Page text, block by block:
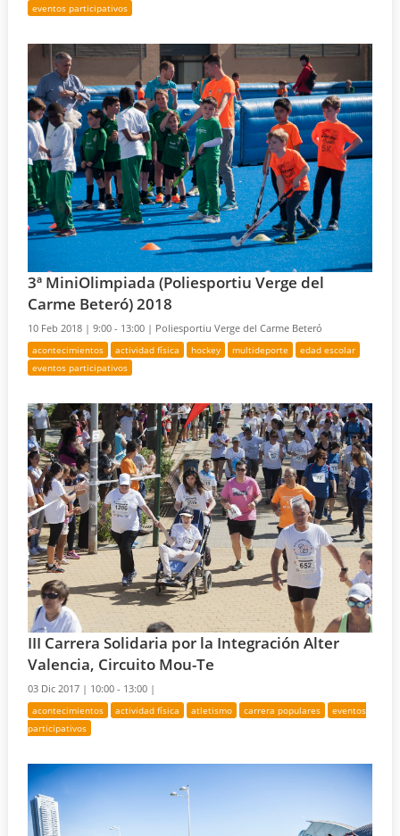
eventos participativos
3ª MiniOlimpiada (Poliesportiu Verge del
Carme Beteró) 2018
10 Feb 2018 |9:00 - 13:00 | Poliesportiu Verge del Carme Beteró
acontecimientos actividad física hockey multideporte
edad escolar
eventos participativos
III Carrera Solidaria por la Integración Alter
Valencia, Circuito Mou-Te
03 Dic 2017 | 10:00 - 13:00 |
acontecimientos actividad física atletismo carrera populares
eventos
participativos